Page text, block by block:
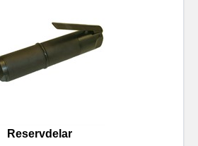
Reservdelar